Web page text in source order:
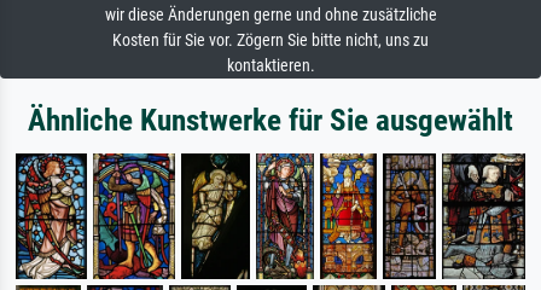
wir diese Änderungen gerne und ohne zusätzliche
Kosten für Sie vor. Zögern Sie bitte nicht, uns zu
kontaktieren.
Ähnliche Kunstwerke für Sie ausgewählt